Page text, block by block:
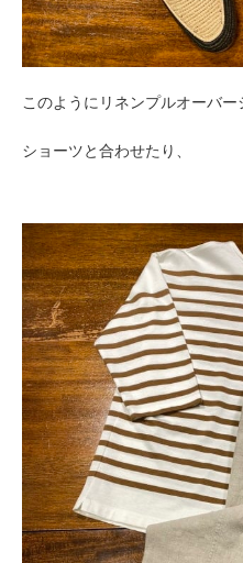
このようにリネンプルオーバー
ショーツと合わせたり、